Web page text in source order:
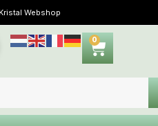
Webshop
0